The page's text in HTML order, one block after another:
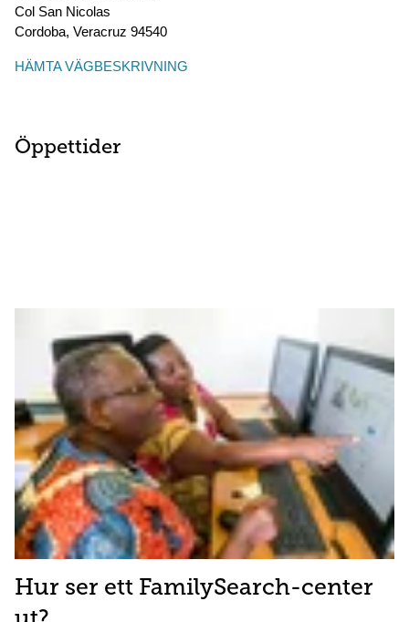
Col San Nicolas
Cordoba, Veracruz 94540
HÄMTA VÄGBESKRIVNING
Öppettider
Hur ser ett FamilySearch-center